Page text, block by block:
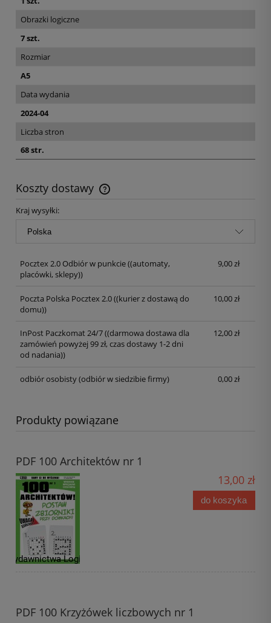
Obrazki logiczne
7 szt.
Rozmiar
A5
Data wydania
2024-04
Liczba stron
68 str.
Koszty dostawy
Kraj wysyłki:
Pocztex 2.0 Odbiór w punkcie((automaty,
placówki, sklepy))
9,00 zł
Poczta Polska Pocztex 2.0((kurier z dostawą do
domu))
10,00 zł
InPost Paczkomat 24/7((darmowa dostawa dla
zamówień powyżej 99 zł, czas dostawy 1-2 dni
od nadania))
12,00 zł
odbiór osobisty(odbiór w siedzibie firmy) 0,00 zł
Produkty powiązane
PDF 100 Architektów nr 1
13,00 zł
do koszyka
PDF 100 Krzyżówek liczbowych nr 1